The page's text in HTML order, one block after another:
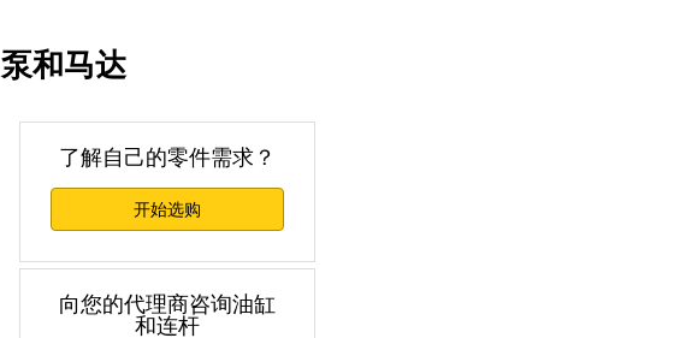
泵和马达
了解自己的零件需求？
开始选购
向您的代理商咨询油缸
和连杆